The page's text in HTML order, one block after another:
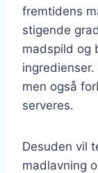
fremtidens
stigende
madspild og
men også
serveres.
Desuden vil
madlavning